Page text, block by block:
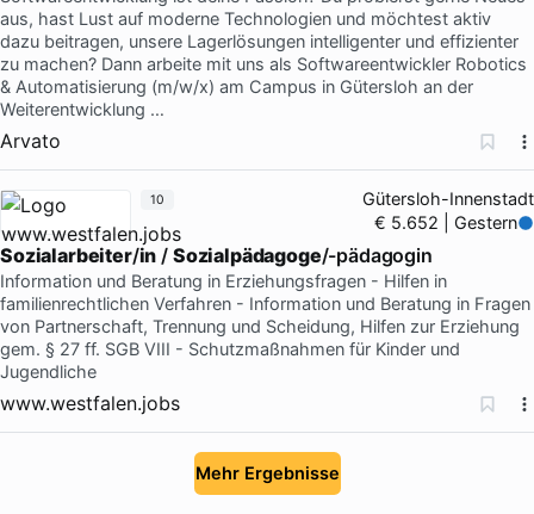
aus, hast Lust auf moderne Technologien und möchtest aktiv
dazu beitragen, unsere Lagerlösungen intelligenter und effizienter
zu machen? Dann arbeite mit uns als Softwareentwickler Robotics
& Automatisierung (m/w/x) am Campus in Gütersloh an der
Weiterentwicklung …
Arvato
Gütersloh-Innenstadt
€ 5.652 | Gestern
Sozialarbeiter/in / Sozialpädagoge/-pädagogin
Information und Beratung in Erziehungsfragen - Hilfen in
familienrechtlichen Verfahren - Information und Beratung in Fragen
von Partnerschaft, Trennung und Scheidung, Hilfen zur Erziehung
gem. § 27 ff. SGB VIII - Schutzmaßnahmen für Kinder und
Jugendliche
www.westfalen.jobs
10
Mehr Ergebnisse